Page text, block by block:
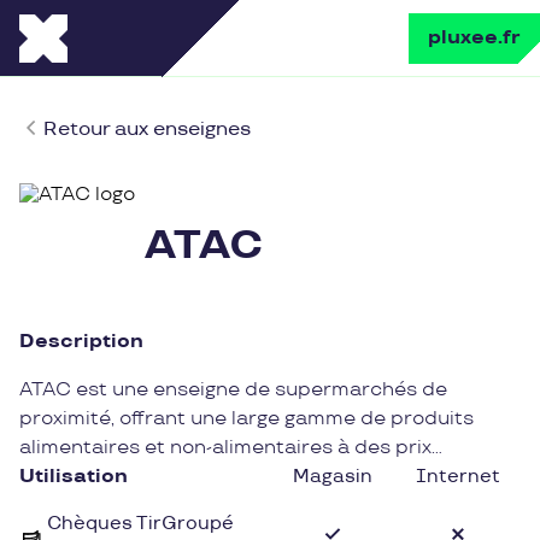
pluxee.fr
Retour aux enseignes
ATAC
Description
ATAC est une enseigne de supermarchés de
proximité, offrant une large gamme de produits
alimentaires et non-alimentaires à des prix
accessibles. Avec des magasins implantés à
convivialité et son engagement à satisfaire les
Utilisation Magasin Internet
Chèques TirGroupé